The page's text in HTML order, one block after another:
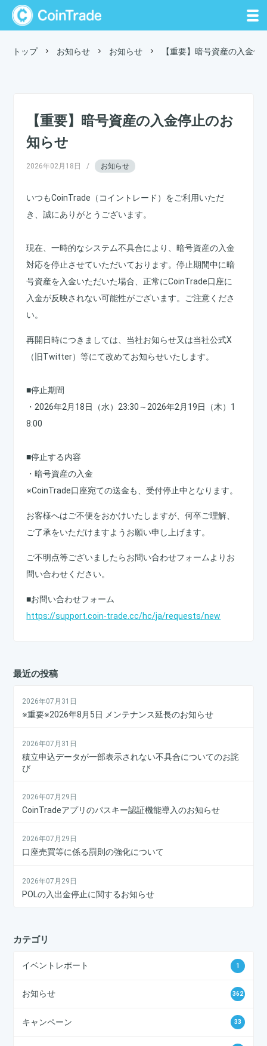
トップ お知らせ お知らせ 【重要】暗号資産の入金停
【重要】暗号資産の入金停止のお
知らせ
2026年02月18日 / お知らせ
いつもCoinTrade（コイントレード）をご利用いただ
き、誠にありがとうございます。
現在、一時的なシステム不具合により、暗号資産の入金
対応を停止させていただいております。停止期間中に暗
号資産を入金いただいた場合、正常にCoinTrade口座に
入金が反映されない可能性がございます。ご注意くださ
い。
再開日時につきましては、当社お知らせ又は当社公式X
（旧Twitter）等にて改めてお知らせいたします。
■停止期間
・2026年2月18日（水）23:30～2026年2月19日（木）1
8:00
■停止する内容
・暗号資産の入金
※CoinTrade口座宛ての送金も、受付停止中となります。
お客様へはご不便をおかけいたしますが、何卒ご理解、
ご了承をいただけますようお願い申し上げます。
ご不明点等ございましたらお問い合わせフォームよりお
問い合わせください。
■お問い合わせフォーム
https://support.coin-trade.cc/hc/ja/requests/new
最近の投稿
2026年07月31日
※重要※2026年8月5日 メンテナンス延長のお知らせ
2026年07月31日
積立申込データが一部表示されない不具合についてのお詫
び
2026年07月29日
CoinTradeアプリのパスキー認証機能導入のお知らせ
2026年07月29日
口座売買等に係る罰則の強化について
2026年07月29日
POLの入出金停止に関するお知らせ
カテゴリ
イベントレポート 1
お知らせ 362
キャンペーン 33